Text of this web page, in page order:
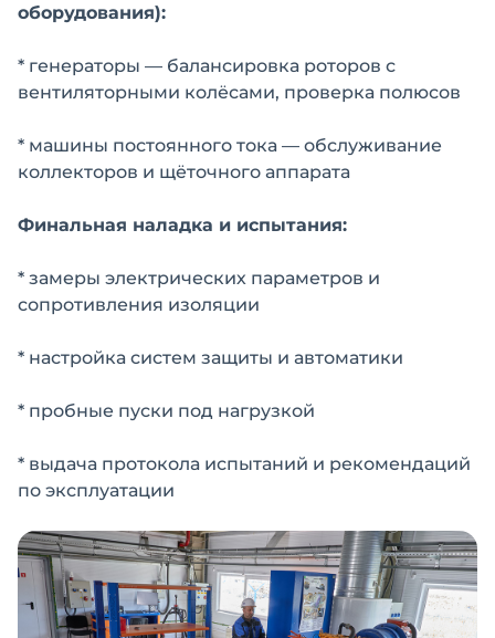
оборудования):
* генераторы — балансировка роторов с
вентиляторными колёсами, проверка полюсов
* машины постоянного тока — обслуживание
коллекторов и щёточного аппарата
Финальная наладка и испытания:
* замеры электрических параметров и
сопротивления изоляции
* настройка систем защиты и автоматики
* пробные пуски под нагрузкой
* выдача протокола испытаний и рекомендаций
по эксплуатации